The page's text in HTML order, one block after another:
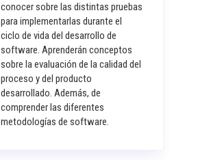
conocer sobre las distintas pruebas
para implementarlas durante el
ciclo de vida del desarrollo de
software. Aprenderán conceptos
sobre la evaluación de la calidad del
proceso y del producto
desarrollado. Además, de
comprender las diferentes
metodologías de software.